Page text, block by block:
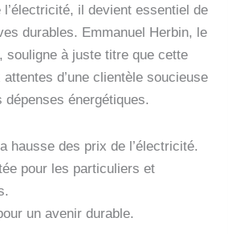
il devient essentiel de
durables. Emmanuel Herbin, le
souligne à juste titre que cette
d’une clientèle soucieuse
énergétiques.
hausse des prix de l’électricité.
pour les particuliers et
un avenir durable.